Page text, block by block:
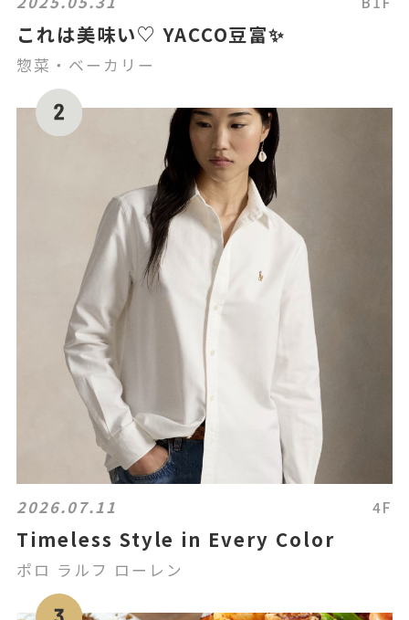
これは美味い♡ YACCO豆富✨
惣菜・ベーカリー
2026.07.11 4F
Timeless Style in Every Color
ポロ ラルフ ローレン